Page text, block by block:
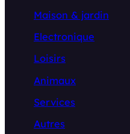
Maison & jardin
Electronique
Loisirs
Animaux
Services
Autres